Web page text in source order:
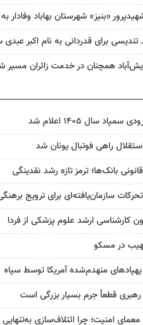
«بنیز» شهرستان بهاباد وفادار
تندیسی برای قدردانی به نام اکبر
همچنان در خدمت زائران
سال ۱۴۰۵ اعلام شد
راهی فوتبال یونان شد
بانک‌ها؛ ترمز تازه رشد نقدینگی
سازمان‌یافته‌ای برای ترویج
کارشناسی ارشد علوم پزشکی از فردا
در مسکو
پهپادهای منهدم‌شده آمریکا توسط سپاه
قطعاً جرم بسیار بزرگی است
امنیت؛ چرا ائتلاف‌سازی